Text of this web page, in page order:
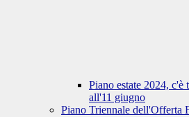
Piano estate 2024,
all'11 giugno
Piano Triennale dell'Offerta